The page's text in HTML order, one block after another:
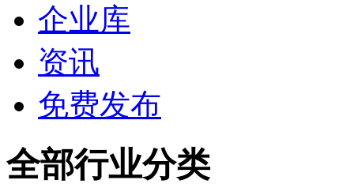
企业库
资讯
免费发布
全部行业分类